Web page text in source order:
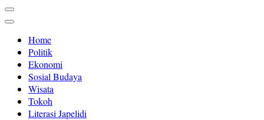
Home
Politik
Ekonomi
Sosial Budaya
Wisata
Tokoh
Literasi Japelidi